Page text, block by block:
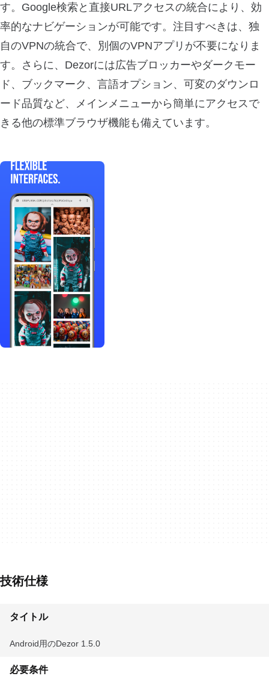
す。Google検索と直接URLアクセスの統合により、効
率的なナビゲーションが可能です。注目すべきは、独
自のVPNの統合で、別個のVPNアプリが不要になりま
す。さらに、Dezorには広告ブロッカーやダークモー
ド、ブックマーク、言語オプション、可変のダウンロ
ード品質など、メインメニューから簡単にアクセスで
きる他の標準ブラウザ機能も備えています。
技術仕様
タイトル
Android用のDezor 1.5.0
必要条件